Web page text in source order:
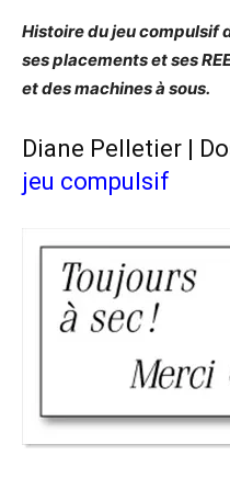
Histoire du jeu compulsif
ses placements et ses
et des machines à sous.
Diane Pelletier |
jeu compulsif